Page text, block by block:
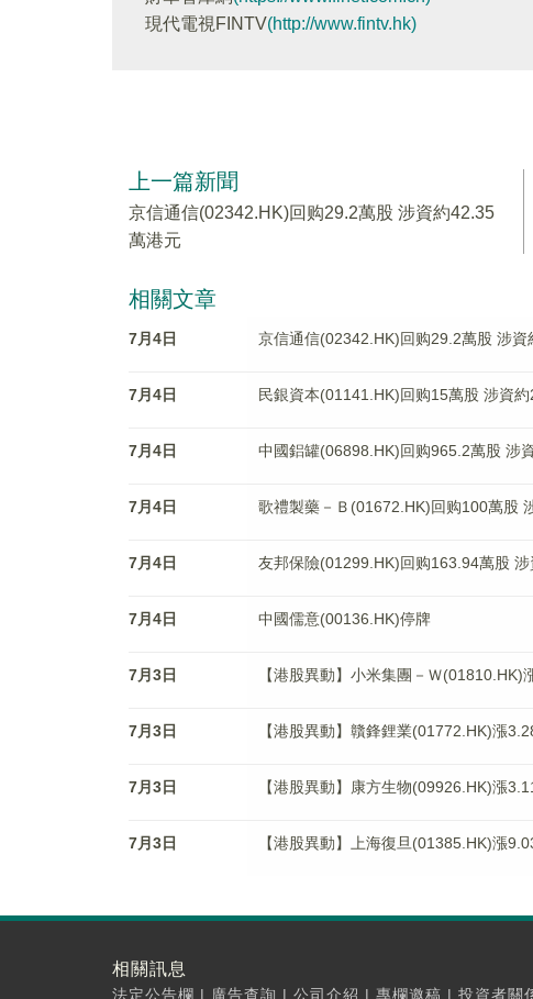
現代電視FINTV(http://www.fintv.hk)
上一篇新聞
京信通信(02342.HK)回购29.2萬股 涉資約42.35
萬港元
相關文章
7月4日 京信通信(02342.HK)回购29.2萬股 涉資
7月4日 民銀資本(01141.HK)回购15萬股 涉資
7月4日 中國鋁罐(06898.HK)回购965.2萬股 涉
7月4日 歌禮製藥－Ｂ(01672.HK)回购100萬股
7月4日 友邦保險(01299.HK)回购163.94萬股
7月4日 中國儒意(00136.HK)停牌
7月3日 【港股異動】小米集團－Ｗ(01810.HK)
7月3日 【港股異動】贛鋒鋰業(01772.HK)漲
7月3日 【港股異動】康方生物(09926.HK)漲
7月3日 【港股異動】上海復旦(01385.HK)漲
相關訊息
法定公告欄 | 廣告查詢 | 公司介紹 | 專欄邀稿 | 投資者關